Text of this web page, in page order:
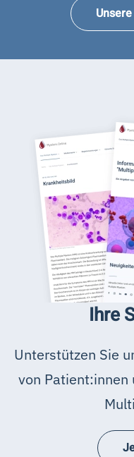
Ihre
Unterstützen Sie
von Patient:innen